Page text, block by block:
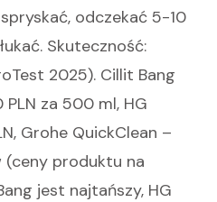
odczekać 5-10
Skuteczność:
2025). Cillit Bang
PLN za 500 ml, HG
Grohe QuickClean –
produktu na
jest najtańszy, HG